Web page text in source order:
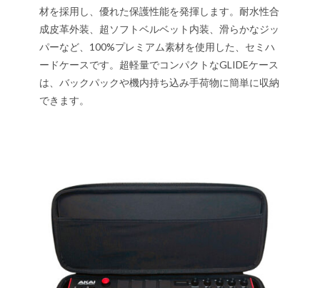
材を採用し、優れた保護性能を発揮します。耐水性合
成皮革外装、超ソフトベルベット内装、滑らかなジッ
パーなど、100%プレミアム素材を使用した、セミハ
ードケースです。超軽量でコンパクトなGLIDEケース
は、バックパックや機内持ち込み手荷物に簡単に収納
できます。